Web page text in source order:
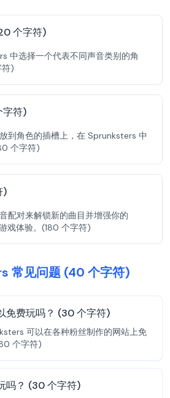
个字符)
中选择一个代表不同声音类别的角
符)
字符)
到角色的插槽上，在 Sprunksters 中
个字符)
)
配对来解锁新的曲目并增强你的
戏体验。(180 个字符)
常见问题 (40 个字符)
免费玩吗？ (30 个字符)
可以在各种粉丝制作的网站上免
个字符)
吗？ (30 个字符)